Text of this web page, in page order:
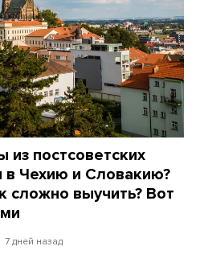
из постсоветских
в Чехию и Словакию?
сложно выучить? Вот
7 дней назад